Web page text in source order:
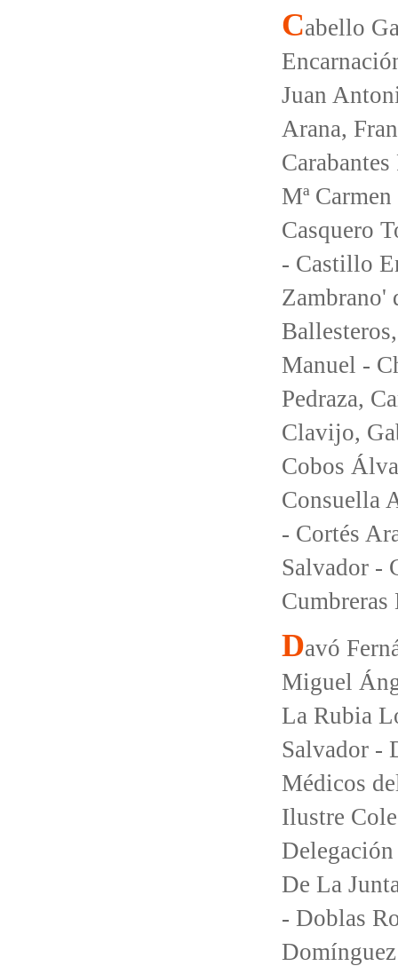
Cabello
Juan
Arana,
Mª
Casquero
- Castillo
Zambrano'
Manuel -
Pedraza,
Clavijo,
Cobos
Consuella
- Cortés
Salvador -
Cumbreras
Davó
Miguel
La Rubia
Salvador -
Médicos
Ilustre
De La
- Doblas